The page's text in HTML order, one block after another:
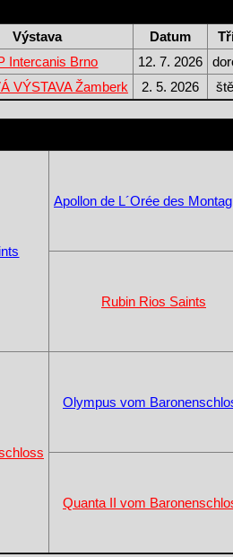
Výstava Datum
Intercanis Brno
12. 7. 2026
VÝSTAVA Žamberk
2. 5. 2026
Apollon de L´Orée des
Rubin Rios Saints
Olympus vom
Quanta II vom